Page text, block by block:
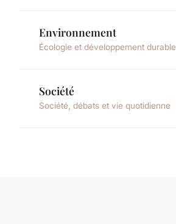
Environnement
Écologie et développement durable
Société
Société, débats et vie quotidienne